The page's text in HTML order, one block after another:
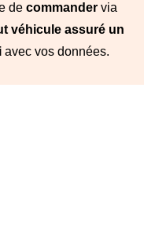
de commander via
véhicule assuré un
avec vos données.